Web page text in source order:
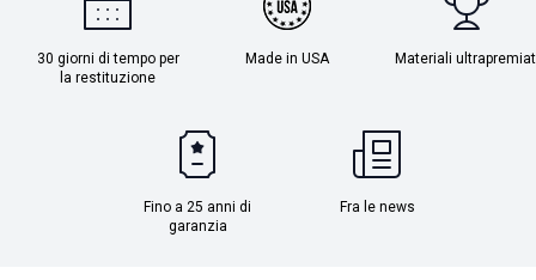
30 giorni di tempo per
la restituzione
Made in USA Materiali
Fino a 25 anni di
garanzia
Fra le news